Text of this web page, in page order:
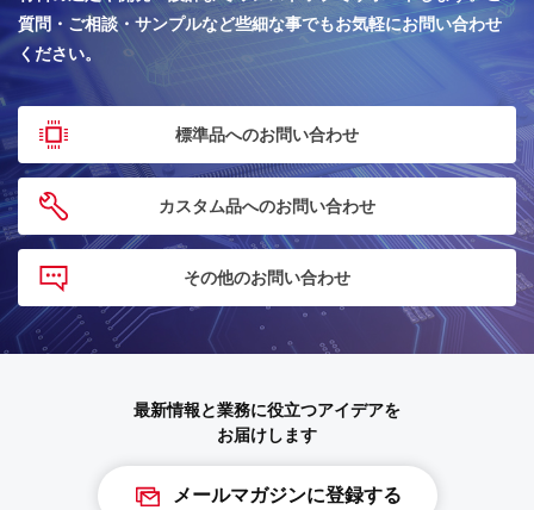
質問・ご相談・サンプルなど些細な事でもお気軽にお問い合わせ
ください。
標準品へのお問い合わせ
カスタム品へのお問い合わせ
その他のお問い合わせ
最新情報と業務に役立つアイデアを
お届けします
メールマガジンに登録する